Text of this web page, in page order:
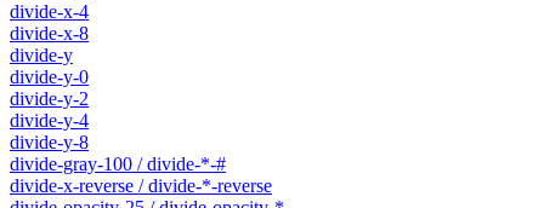
divide-x-4
divide-x-8
divide-y
divide-y-0
divide-y-2
divide-y-4
divide-y-8
divide-gray-100 / divide-*-#
divide-x-reverse / divide-*-reverse